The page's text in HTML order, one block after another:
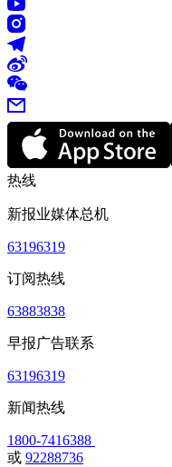
热线
新报业媒体总机
63196319
订阅热线
63883838
早报广告联系
63196319
新闻热线
1800-7416388
或 92288736